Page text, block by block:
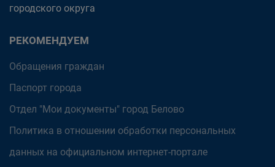
городского округа
РЕКОМЕНДУЕМ
Обращения граждан
Паспорт города
Отдел "Мои документы" город Белово
Политика в отношении обработки персональных
данных на официальном интернет-портале